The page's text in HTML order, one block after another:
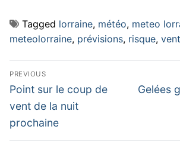
Tagged lorraine, météo, meteo
meteolorraine, prévisions, risque, vent
Navigation
de
l’article
PREVIOUS
Previous
post:
Point sur le coup de
vent de la nuit
prochaine
Next
Gelées